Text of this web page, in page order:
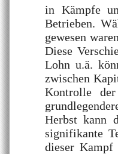
in Kämpfe
Betrieben.
gewesen
Diese
Lohn u.ä.
zwischen
Kontrolle der
Herbst kann
signifikante
dieser Kampf